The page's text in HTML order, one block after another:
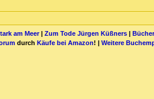
am Meer| Zum Tode Jürgen Küßners|
durch Käufe bei Amazon! | Weitere